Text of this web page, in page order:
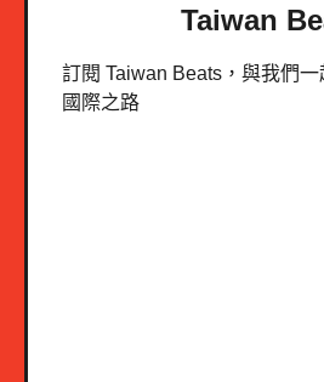
Taiwan
訂閱 Taiwan Beats，與我們
國際之路